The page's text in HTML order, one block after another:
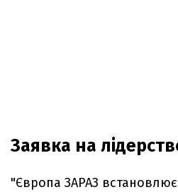
Заявка на
"Європа ЗАРАЗ встановлює